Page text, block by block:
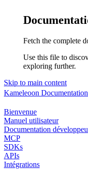
Fetch the complete
Use this file to
exploring further.
Skip to main content
Kameleoon Documentation
Bienvenue
Manuel utilisateur
Documentation
MCP
SDKs
APIs
Intégrations